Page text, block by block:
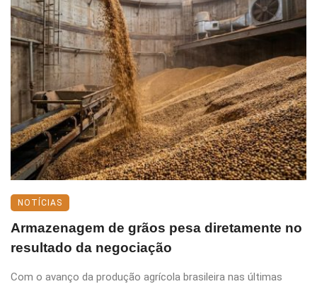
NOTÍCIAS
Armazenagem de grãos pesa diretamente no
resultado da negociação
Com o avanço da produção agrícola brasileira nas últimas